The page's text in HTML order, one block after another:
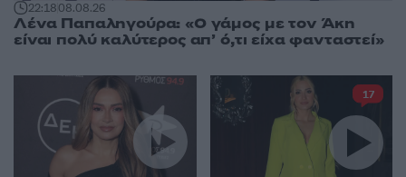
22:1808.08.26
Λένα Παπαληγούρα: «Ο γάμος με τον Άκη
είναι πολύ καλύτερος απ’ ό,τι είχα φανταστεί»
17